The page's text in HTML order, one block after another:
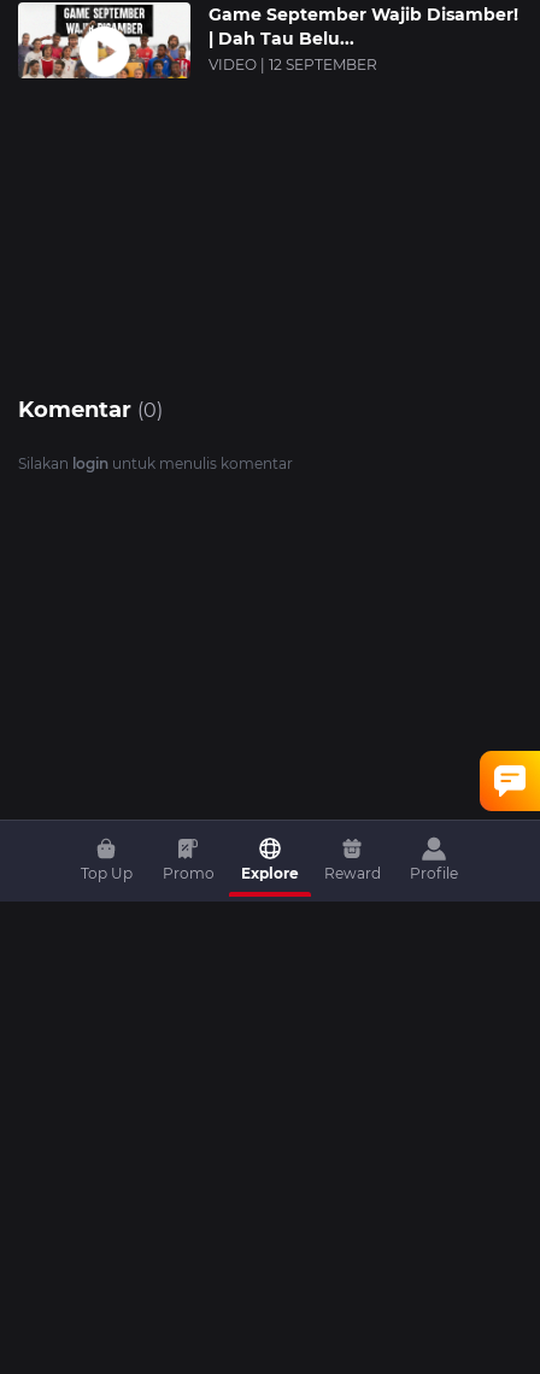
Top Up Promo Explore Reward Profile
Game September Wajib Disamber!
| Dah Tau Belu...
VIDEO | 12 SEPTEMBER
Komentar (0)
Silakan login untuk menulis komentar